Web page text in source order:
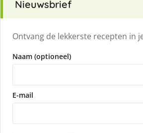
Nieuwsbrief
Ontvang de lekkerste recepten in
Naam (optioneel)
E-mail